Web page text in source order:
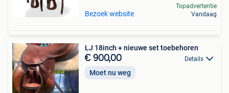
Bezoek website
Topadvertentie
Vandaag
LJ 18inch + nieuwe set toebehoren
€ 900,00 Details
Moet nu weg